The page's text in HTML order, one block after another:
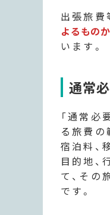
出張旅費
よるもの
います。
通常
「通常必
る旅費の
宿泊料、
目的地、
て、その
です。